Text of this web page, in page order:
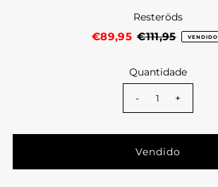
Resteröds
€89,95 €111,95 VENDIDO
Quantidade
- +